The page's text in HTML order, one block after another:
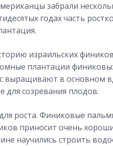
забрали
годах часть
израильских
плантации
выращивают в основном
для созревания плодов.
роста. Финиковые
приносит очень
научились строить